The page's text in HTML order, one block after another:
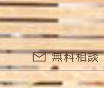
無料相談